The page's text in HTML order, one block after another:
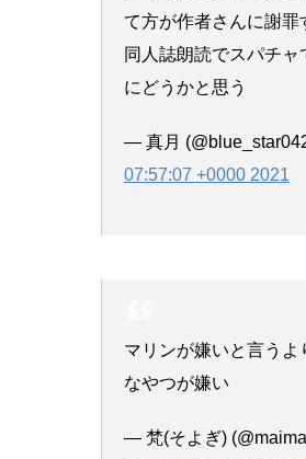
て方が作者さんに謝罪
同人誌朗読でスパチ
にどうかと思う
— 真月
07:57:07 +0000 2021
マリンが嫌いと言うよ
なやつが嫌い
— 梵(そよぎ)